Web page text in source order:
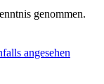
genommen.
angesehen